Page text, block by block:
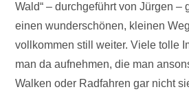
Wald“ – durchgeführt von Jürgen –
einen wunderschönen, kleinen
vollkommen still weiter. Viele tolle
man da aufnehmen, die man
Walken oder Radfahren gar nicht